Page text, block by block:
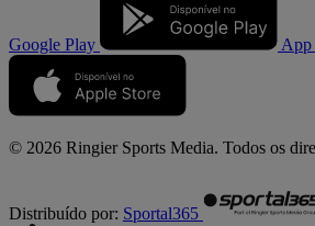
Google Play App
© 2026 Ringier Sports Media. Todos os
Distribuído por: Sportal365